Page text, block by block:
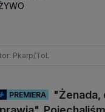
Pkarp/ToL
PREMIERA
"Żenada,